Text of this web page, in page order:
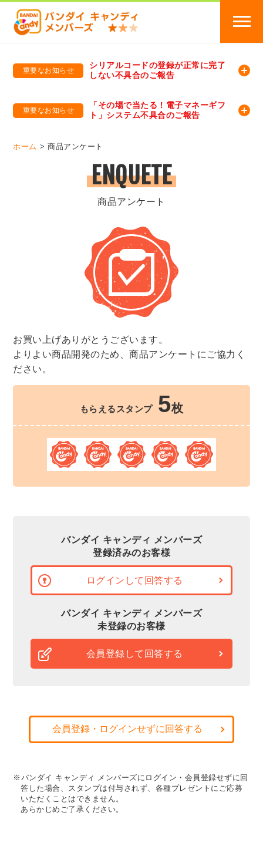
重要なお知らせ
シリアルコードの登録が正常に完了
しない不具合のご報告
重要なお知らせ
「その場で当たる！電子マネーギフ
ト」システム不具合のご報告
ホーム 商品アンケート
ENQUETE
商品アンケート
お買い上げありがとうございます。
よりよい商品開発のため、商品アンケートにご協力く
ださい。
もらえるスタンプ 5枚
バンダイ キャンディ メンバーズ
登録済みのお客様
ログインして回答する
バンダイ キャンディ メンバーズ
未登録のお客様
会員登録して回答する
会員登録・ログインせずに回答する
※バンダイ キャンディ メンバーズにログイン・会員登録せずに回
答した場合、スタンプは付与されず、各種プレゼントにご応募
いただくことはできません。
あらかじめご了承ください。